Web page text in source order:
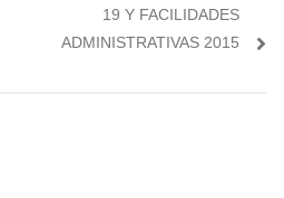
19 Y FACILIDADES
ADMINISTRATIVAS 2015